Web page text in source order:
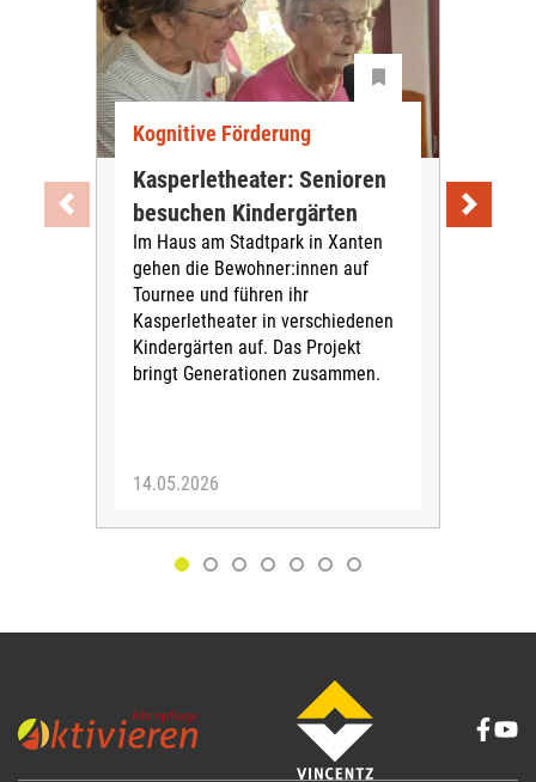
Kognitive Förderung
Kasperletheater: Senioren
besuchen Kindergärten
Im Haus am Stadtpark in Xanten
gehen die Bewohner:innen auf
Tournee und führen ihr
Kasperletheater in verschiedenen
Kindergärten auf. Das Projekt
bringt Generationen zusammen.
14.05.2026